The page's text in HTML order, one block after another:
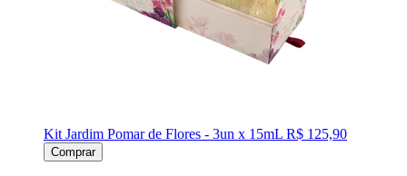
Kit Jardim Pomar de Flores - 3un x 15mL R$ 125,90
Comprar